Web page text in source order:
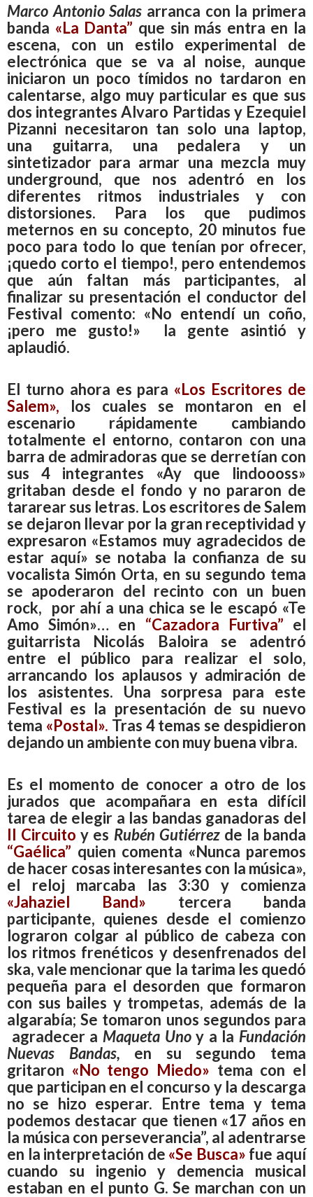
Marco Antonio Salas arranca con la primera
banda «La Danta” que sin más entra en la
escena, con un estilo experimental de
electrónica que se va al noise, aunque
iniciaron un poco tímidos no tardaron en
calentarse, algo muy particular es que sus
dos integrantes Alvaro Partidas y Ezequiel
Pizanni necesitaron tan solo una laptop,
una guitarra, una pedalera y un
sintetizador para armar una mezcla muy
underground, que nos adentró en los
diferentes ritmos industriales y con
distorsiones. Para los que pudimos
meternos en su concepto, 20 minutos fue
poco para todo lo que tenían por ofrecer,
¡quedo corto el tiempo!, pero entendemos
que aún faltan más participantes, al
finalizar su presentación el conductor del
Festival comento: «No entendí un coño,
¡pero me gusto!» la gente asintió y
aplaudió.
El turno ahora es para «Los Escritores de
Salem», los cuales se montaron en el
escenario rápidamente cambiando
totalmente el entorno, contaron con una
barra de admiradoras que se derretían con
sus 4 integrantes «Ay que lindoooss»
gritaban desde el fondo y no pararon de
tararear sus letras. Los escritores de Salem
se dejaron llevar por la gran receptividad y
expresaron «Estamos muy agradecidos de
estar aquí» se notaba la confianza de su
vocalista Simón Orta, en su segundo tema
se apoderaron del recinto con un buen
rock, por ahí a una chica se le escapó «Te
Amo Simón»… en “Cazadora Furtiva” el
guitarrista Nicolás Baloira se adentró
entre el público para realizar el solo,
arrancando los aplausos y admiración de
los asistentes. Una sorpresa para este
Festival es la presentación de su nuevo
tema «Postal». Tras 4 temas se despidieron
dejando un ambiente con muy buena vibra.
Es el momento de conocer a otro de los
jurados que acompañara en esta difícil
tarea de elegir a las bandas ganadoras del
II Circuito y es Rubén Gutiérrezde la banda
“Gaélica” quien comenta «Nunca paremos
de hacer cosas interesantes con la música»,
el reloj marcaba las 3:30 y comienza
«Jahaziel Band» tercera banda
participante, quienes desde el comienzo
lograron colgar al público de cabeza con
los ritmos frenéticos y desenfrenados del
ska, vale mencionar que la tarima les quedó
pequeña para el desorden que formaron
con sus bailes y trompetas, además de la
algarabía; Se tomaron unos segundos para
agradecer a Maqueta Unoy a la Fundación
Nuevas Bandas, en su segundo tema
gritaron «No tengo Miedo» tema con el
que participan en el concurso y la descarga
no se hizo esperar. Entre tema y tema
podemos destacar que tienen «17 años en
la música con perseverancia”, al adentrarse
en la interpretación de «Se Busca» fue aquí
cuando su ingenio y demencia musical
estaban en el punto G. Se marchan con un